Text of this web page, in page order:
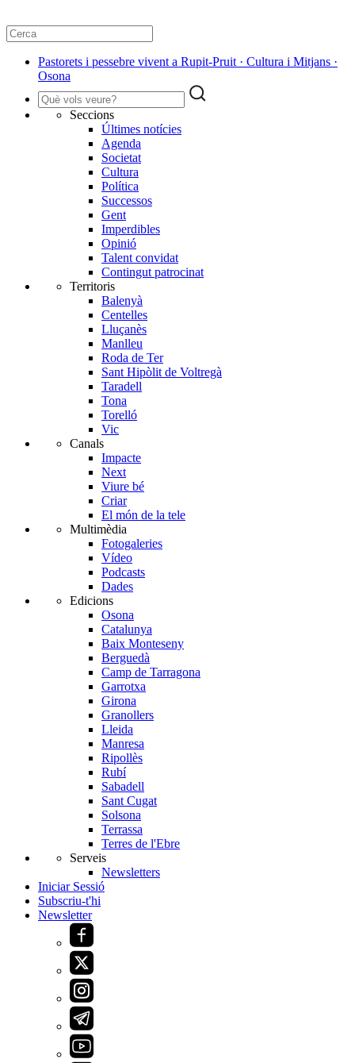
Pastorets i pessebre vivent a Rupit-Pruit · Cultura i Mitjans ·
Osona
Seccions
Últimes notícies
Agenda
Societat
Cultura
Política
Successos
Gent
Imperdibles
Opinió
Talent convidat
Contingut patrocinat
Territoris
Balenyà
Centelles
Lluçanès
Manlleu
Roda de Ter
Sant Hipòlit de Voltregà
Taradell
Tona
Torelló
Vic
Canals
Impacte
Next
Viure bé
Criar
El món de la tele
Multimèdia
Fotogaleries
Vídeo
Podcasts
Dades
Edicions
Osona
Catalunya
Baix Monteseny
Berguedà
Camp de Tarragona
Garrotxa
Girona
Granollers
Lleida
Manresa
Ripollès
Rubí
Sabadell
Sant Cugat
Solsona
Terrassa
Terres de l'Ebre
Serveis
Newsletters
Iniciar Sessió
Subscriu-t'hi
Newsletter